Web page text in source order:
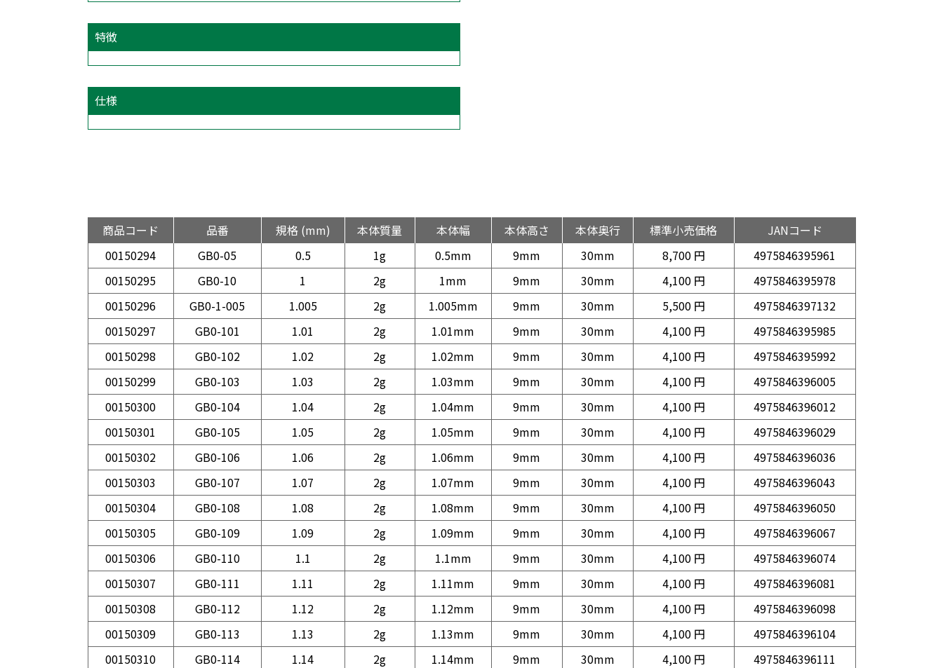
特徴
仕様
商品コード 品番 規格 (mm) 本体質量 本体幅 本体高さ 本体奥行 標準小売価格
JANコード
00150294
GB0-05 0.5 1g 0.5mm 9mm 30mm 8,700 円
4975846395961
00150295
GB0-10 1 2g 1mm 9mm 30mm 4,100 円
4975846395978
00150296
GB0-1-005 1.005 2g 1.005mm 9mm 30mm 5,500 円
4975846397132
00150297
GB0-101 1.01 2g 1.01mm 9mm 30mm 4,100 円
4975846395985
00150298
GB0-102 1.02 2g 1.02mm 9mm 30mm 4,100 円
4975846395992
00150299
GB0-103 1.03 2g 1.03mm 9mm 30mm 4,100 円
4975846396005
00150300
GB0-104 1.04 2g 1.04mm 9mm 30mm 4,100 円
4975846396012
00150301
GB0-105 1.05 2g 1.05mm 9mm 30mm 4,100 円
4975846396029
00150302
GB0-106 1.06 2g 1.06mm 9mm 30mm 4,100 円
4975846396036
00150303
GB0-107 1.07 2g 1.07mm 9mm 30mm 4,100 円
4975846396043
00150304
GB0-108 1.08 2g 1.08mm 9mm 30mm 4,100 円
4975846396050
00150305
GB0-109 1.09 2g 1.09mm 9mm 30mm 4,100 円
4975846396067
00150306
GB0-110 1.1 2g 1.1mm 9mm 30mm 4,100 円
4975846396074
00150307
GB0-111 1.11 2g 1.11mm 9mm 30mm 4,100 円
4975846396081
00150308
GB0-112 1.12 2g 1.12mm 9mm 30mm 4,100 円
4975846396098
00150309
GB0-113 1.13 2g 1.13mm 9mm 30mm 4,100 円
4975846396104
00150310
GB0-114 1.14 2g 1.14mm 9mm 30mm 4,100 円
4975846396111